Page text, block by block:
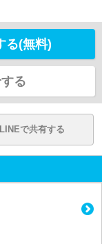
る(無料)
る
LINEで共有する